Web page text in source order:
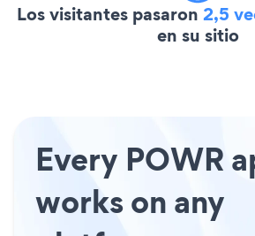
Los visitantes pasaron 2,5
en su sitio
Every POWR
works on any